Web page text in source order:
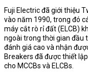
Fuji Electric đã giới thiệu
vào năm 1990, trong đó
máy cắt rò rỉ đất (ELCB)
ngoài trong thời gian đầu
đánh giá cao và nhận
Breakers đã được thiết
cho MCCBs và ELCBs.